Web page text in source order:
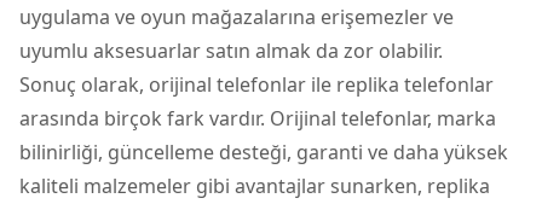
uygulama ve oyun mağazalarına erişemezler ve
uyumlu aksesuarlar satın almak da zor olabilir.
Sonuç olarak, orijinal telefonlar ile replika telefonlar
arasında birçok fark vardır. Orijinal telefonlar, marka
bilinirliği, güncelleme desteği, garanti ve daha yüksek
kaliteli malzemeler gibi avantajlar sunarken, replika